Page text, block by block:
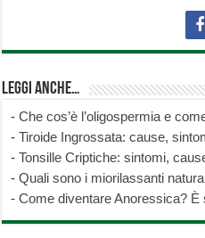
Leggi anche…
-Che cos’è l’oligospermia e
-Tiroide Ingrossata: cause,
-Tonsille Criptiche: sintomi,
-Quali sono i miorilassanti
-Come diventare Anoressica? È